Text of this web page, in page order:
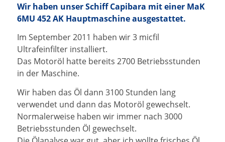
Wir haben unser Schiff Capibara mit einer MaK
6MU 452 AK Hauptmaschine ausgestattet.
Im September 2011 haben wir 3 micfil
Ultrafeinfilter installiert.
Das Motoröl hatte bereits 2700 Betriebsstunden
in der Maschine.
Wir haben das Öl dann 3100 Stunden lang
verwendet und dann das Motoröl gewechselt.
Normalerweise haben wir immer nach 3000
Betriebsstunden Öl gewechselt.